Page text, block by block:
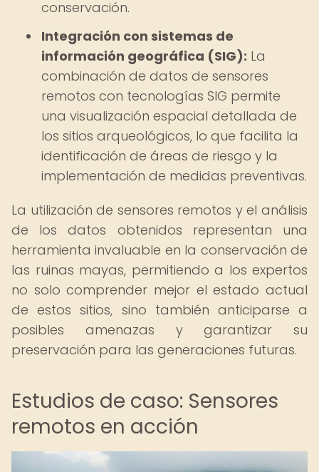
conservación.
Integración con sistemas de
información geográfica (SIG): La
combinación de datos de sensores
remotos con tecnologías SIG permite
una visualización espacial detallada de
los sitios arqueológicos, lo que facilita la
identificación de áreas de riesgo y la
implementación de medidas preventivas.
La utilización de sensores remotos y el análisis
de los datos obtenidos representan una
herramienta invaluable en la conservación de
las ruinas mayas, permitiendo a los expertos
no solo comprender mejor el estado actual
de estos sitios, sino también anticiparse a
posibles amenazas y garantizar su
preservación para las generaciones futuras.
Estudios de caso: Sensores
remotos en acción